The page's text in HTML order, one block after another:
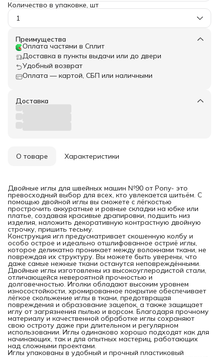
Количество в упаковке, шт
1
Преимущества
Оплата частями в Сплит
Доставка в пункты выдачи или до двери
Удобный возврат
Оплата — картой, СБП или наличными
Доставка
О товаре Характеристики
Двойные иглы для швейных машин №90 от Pony- это
превосходный выбор для всех, кто увлекается шитьём. С
помощью двойной иглы вы сможете с лёгкостью
прострочить аккуратные и ровные складки на юбке или
платье, создавая красивые драпировки, подшить низ
изделия, наложить декоративную контрастную двойную
строчку, пришить тесьму.
Конструкция игл предусматривает скошенную колбу и
особо острое и идеально отшлифованное остриё иглы,
которое деликатно проникает между волокнами ткани, не
повреждая их структуру. Вы можете быть уверены, что
даже самые нежные ткани останутся неповреждёнными.
Двойные иглы изготовлены из высокоуглеродистой стали,
отличающейся невероятной прочностью и
долговечностью. Иголки обладают высоким уровнем
износостойкости, хромированное покрытие обеспечивает
лёгкое скольжение иглы в ткани, предотвращая
повреждения и образование зацепок, а также защищает
иглу от загрязнения пылью и ворсом. Благодаря прочному
материалу и качественной обработке иглы сохраняют
свою остроту даже при длительном и регулярном
использовании. Иглы одинаково хорошо подходят как для
начинающих, так и для опытных мастериц, работающих
над сложными проектами.
Иглы упакованы в удобный и прочный пластиковый